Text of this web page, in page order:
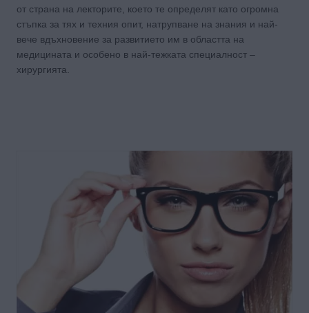
от страна на лекторите, което те определят като огромна
стъпка за тях и техния опит, натрупване на знания и най-
вече вдъхновение за развитието им в областта на
медицината и особено в най-тежката специалност –
хирургията.